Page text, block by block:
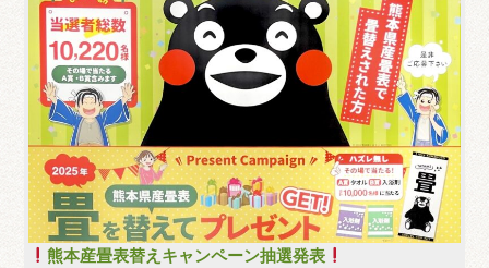
熊本産畳表替えキャンペーン抽選発表